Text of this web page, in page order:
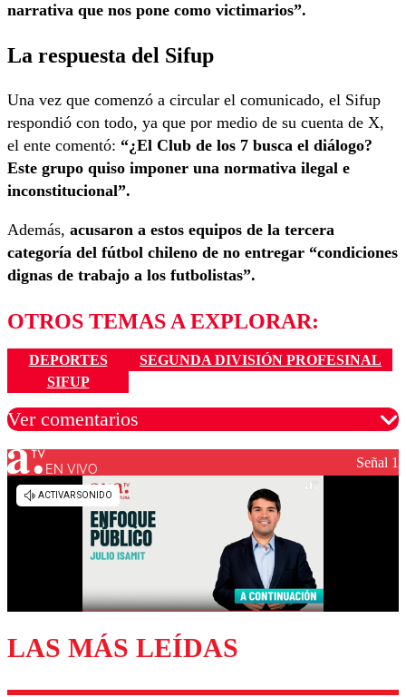
narrativa que nos pone como victimarios”.
La respuesta del Sifup
Una vez que comenzó a circular el comunicado, el Sifup
respondió con todo, ya que por medio de su cuenta de X,
el ente comentó: “¿El Club de los 7 busca el diálogo?
Este grupo quiso imponer una normativa ilegal e
inconstitucional”.
Además, acusaron a estos equipos de la tercera
categoría del fútbol chileno de no entregar “condiciones
dignas de trabajo a los futbolistas”.
OTROS TEMAS A EXPLORAR:
DEPORTES
SEGUNDA DIVISIÓN PROFESINAL
SIFUP
Ver comentarios
Los comentarios son moderados para garantizar un
diálogo respetuoso.
EN VIVO Señal 1
LAS MÁS LEÍDAS